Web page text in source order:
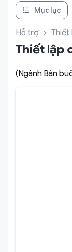
Mục lục
Hỗ trợ Thiết
Thiết lập
(Ngành Bán